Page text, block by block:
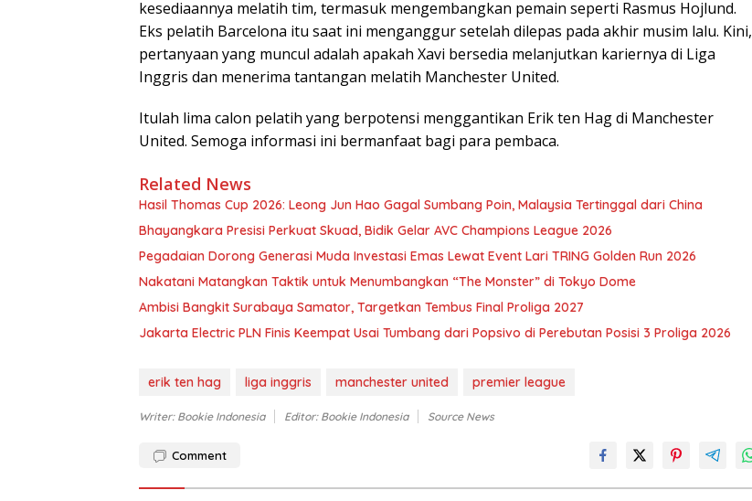
kesediaannya melatih tim, termasuk mengembangkan pemain seperti Rasmus Hojlund.
Eks pelatih Barcelona itu saat ini menganggur setelah dilepas pada akhir musim lalu. Kini,
pertanyaan yang muncul adalah apakah Xavi bersedia melanjutkan kariernya di Liga
Inggris dan menerima tantangan melatih Manchester United.
Itulah lima calon pelatih yang berpotensi menggantikan Erik ten Hag di Manchester
United. Semoga informasi ini bermanfaat bagi para pembaca.
Related News
Hasil Thomas Cup 2026: Leong Jun Hao Gagal Sumbang Poin, Malaysia Tertinggal dari China
Bhayangkara Presisi Perkuat Skuad, Bidik Gelar AVC Champions League 2026
Pegadaian Dorong Generasi Muda Investasi Emas Lewat Event Lari TRING Golden Run 2026
Nakatani Matangkan Taktik untuk Menumbangkan “The Monster” di Tokyo Dome
Ambisi Bangkit Surabaya Samator, Targetkan Tembus Final Proliga 2027
Jakarta Electric PLN Finis Keempat Usai Tumbang dari Popsivo di Perebutan Posisi 3 Proliga 2026
erik ten hag liga inggris manchester united premier league
Writer: Bookie Indonesia Editor: Bookie Indonesia Source News
Comment